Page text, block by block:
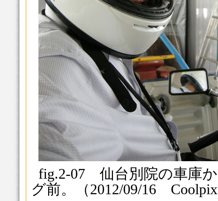
fig.2-07 仙台別院の車庫
グ前。（2012/09/16 Coolpix